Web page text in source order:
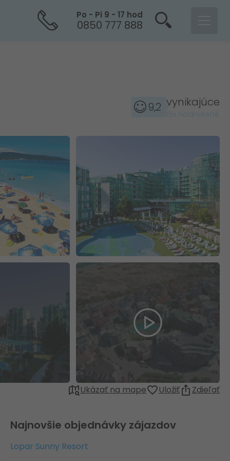
Po - Pi 9 - 17 hod
0850 777 888
9,2 vynikajúce
15x hodnotené
Ukázať na mape Uložiť Zdieľať
Najnovšie objednávky zájazdov
Lopar Sunny Resort